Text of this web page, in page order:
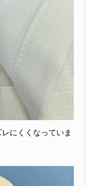
にくくなっていま